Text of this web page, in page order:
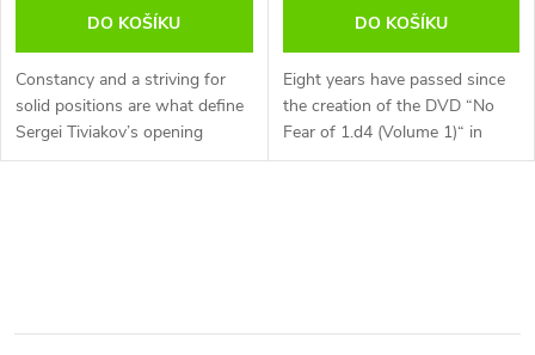
DO KOŠÍKU
Constancy and a striving for
solid positions are what define
Sergei Tiviakov’s opening
repertoire. On his two
DO KOŠÍKU
Eight years have passed since
the creation of the DVD “No
Fear of 1.d4 (Volume 1)“ in
which Sergei Tiviakov, among
l